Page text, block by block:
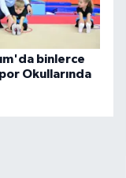
binlerce
Okullarında